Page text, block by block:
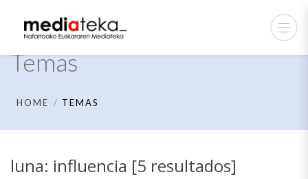
Temas
HOME TEMAS
luna: influencia [5 resultados]